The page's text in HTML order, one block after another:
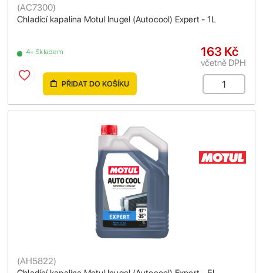
Chladící kapalina Motul Inugel (Autocool) Expert - 1L
(AC7300)
4+ Skladem 163 Kč
včetně DPH
PŘIDAT DO KOŠÍKU
(AH5822)